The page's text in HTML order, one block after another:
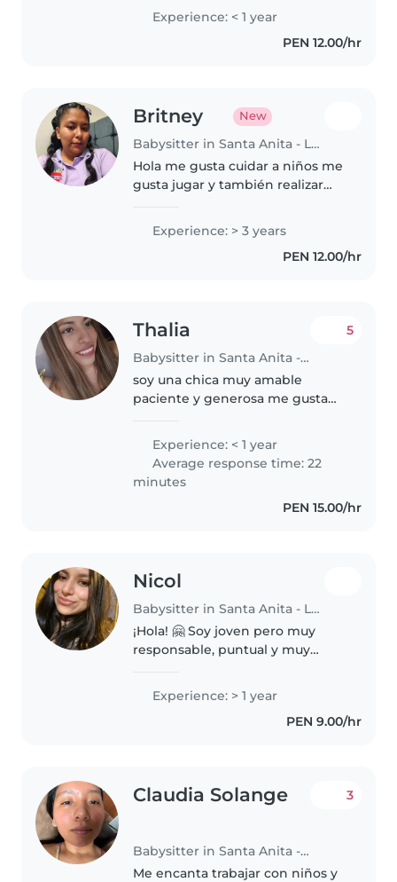
administración hasta el 3 ciclo,
Tengo bastante paciencia con los
niños, carismática, alegre,..
Experience: < 1 year
PEN 12.00/hr
Britney New
Babysitter in Santa Anita - Los Ficus
Hola me gusta cuidar a niños me
gusta jugar y también realizar
divertida y graciosas he
trabajado cuidando niños con
necesidades especiales
Experience: > 3 years
PEN 12.00/hr
Thalia
Babysitter in Santa Anita - Los Ficus
5
soy una chica muy amable
paciente y generosa me gusta
niños poder enseñarles cosas
nuevas ayudarles en sus tareas
Experience: < 1 year
Average response time: 22
minutes
PEN 15.00/hr
Nicol
Babysitter in Santa Anita - Los Ficus
¡Hola! 🤗 Soy joven pero muy
responsable, puntual y muy
tiempo con los peques, se me da
super bien jugar, enseñar y
acompañarlos en su rutina.
Experience: > 1 year
PEN 9.00/hr
Claudia Solange
Babysitter in Santa Anita - Los Ficus
3
Me encanta trabajar con niños y